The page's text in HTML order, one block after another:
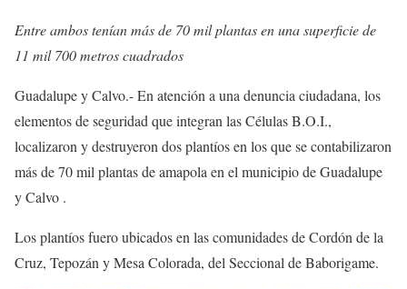
Entre ambos tenían más de 70 mil plantas en una superficie de
11 mil 700 metros cuadrados
Guadalupe y Calvo.- En atención a una denuncia ciudadana, los
elementos de seguridad que integran las Células B.O.I.,
localizaron y destruyeron dos plantíos en los que se contabilizaron
más de 70 mil plantas de amapola en el municipio de Guadalupe
y Calvo .
Los plantíos fuero ubicados en las comunidades de Cordón de la
Cruz, Tepozán y Mesa Colorada, del Seccional de Baborigame.